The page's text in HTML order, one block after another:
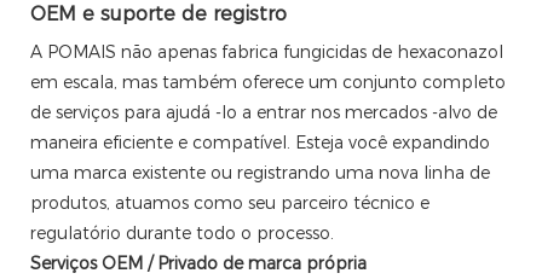
OEM e suporte de registro
A POMAIS não apenas fabrica fungicidas de hexaconazol
em escala, mas também oferece um conjunto completo
de serviços para ajudá -lo a entrar nos mercados -alvo de
maneira eficiente e compatível. Esteja você expandindo
uma marca existente ou registrando uma nova linha de
produtos, atuamos como seu parceiro técnico e
regulatório durante todo o processo.
Serviços OEM / Privado de marca própria